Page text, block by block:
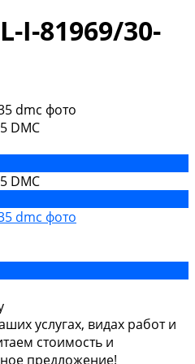
I-81969/30-
DMC
DMC
услугах, видах работ и
стоимость и
предложение!